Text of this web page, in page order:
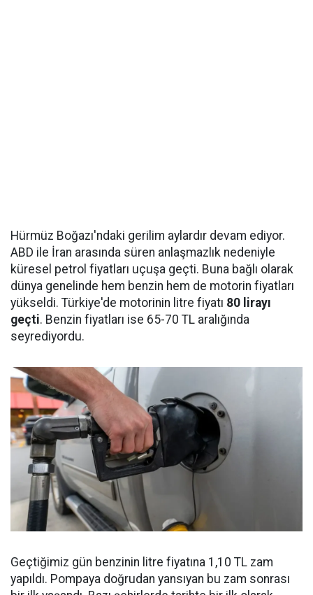
Hürmüz Boğazı'ndaki gerilim aylardır devam ediyor.
ABD ile İran arasında süren anlaşmazlık nedeniyle
küresel petrol fiyatları uçuşa geçti. Buna bağlı olarak
dünya genelinde hem benzin hem de motorin fiyatları
yükseldi. Türkiye'de motorinin litre fiyatı 80 lirayı
geçti. Benzin fiyatları ise 65-70 TL aralığında
seyrediyordu.
Geçtiğimiz gün benzinin litre fiyatına 1,10 TL zam
yapıldı. Pompaya doğrudan yansıyan bu zam sonrası